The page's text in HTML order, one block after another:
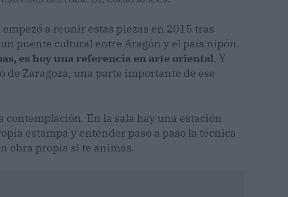
a reunir estas piezas en 2015 tras
puente cultural entre Aragón y el país nipón.
es hoy una referencia en arte oriental. Y
de Zaragoza, una parte importante de ese
contemplación. En la sala hay una estación
estampa y entender paso a paso la técnica
obra propia si te animas.